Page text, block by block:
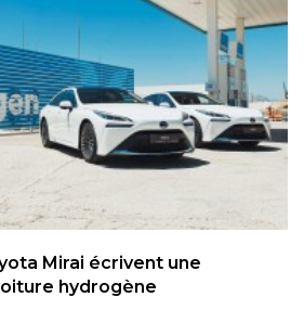
Mirai écrivent une
hydrogène